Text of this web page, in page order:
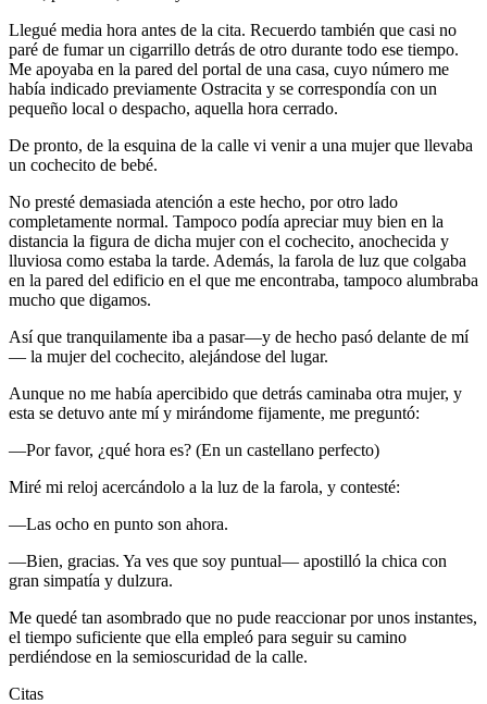
Llegué media hora antes de la cita. Recuerdo también que casi no
paré de fumar un cigarrillo detrás de otro durante todo ese tiempo.
Me apoyaba en la pared del portal de una casa, cuyo número me
había indicado previamente Ostracita y se correspondía con un
pequeño local o despacho, aquella hora cerrado.
De pronto, de la esquina de la calle vi venir a una mujer que llevaba
un cochecito de bebé.
No presté demasiada atención a este hecho, por otro lado
completamente normal. Tampoco podía apreciar muy bien en la
distancia la figura de dicha mujer con el cochecito, anochecida y
lluviosa como estaba la tarde. Además, la farola de luz que colgaba
en la pared del edificio en el que me encontraba, tampoco alumbraba
mucho que digamos.
Así que tranquilamente iba a pasar—y de hecho pasó delante de mí
— la mujer del cochecito, alejándose del lugar.
Aunque no me había apercibido que detrás caminaba otra mujer, y
esta se detuvo ante mí y mirándome fijamente, me preguntó:
—Por favor, ¿qué hora es? (En un castellano perfecto)
Miré mi reloj acercándolo a la luz de la farola, y contesté:
—Las ocho en punto son ahora.
—Bien, gracias. Ya ves que soy puntual— apostilló la chica con
gran simpatía y dulzura.
Me quedé tan asombrado que no pude reaccionar por unos instantes,
el tiempo suficiente que ella empleó para seguir su camino
perdiéndose en la semioscuridad de la calle.
Citas